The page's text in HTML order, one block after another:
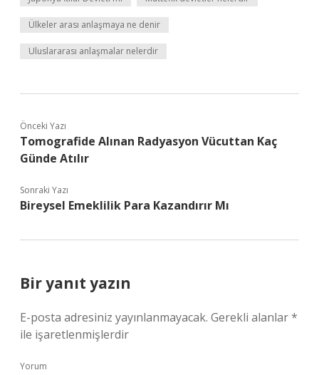
Ülkeler arası anlaşmaya ne denir
Uluslararası anlaşmalar nelerdir
Önceki Yazı
Tomografide Alınan Radyasyon Vücuttan Kaç
Günde Atılır
Sonraki Yazı
Bireysel Emeklilik Para Kazandırır Mı
Bir yanıt yazın
E-posta adresiniz yayınlanmayacak. Gerekli alanlar*
ile işaretlenmişlerdir
Yorum